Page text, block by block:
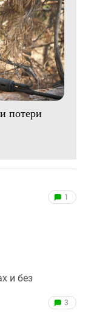
потери
1
и без
3